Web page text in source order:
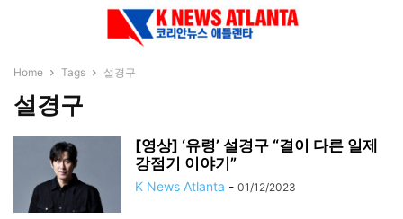
Home Tags 설경구
설경구
[영상] ‘유령’ 설경구 “결이 다른 일제
강점기 이야기”
K News Atlanta - 01/12/2023